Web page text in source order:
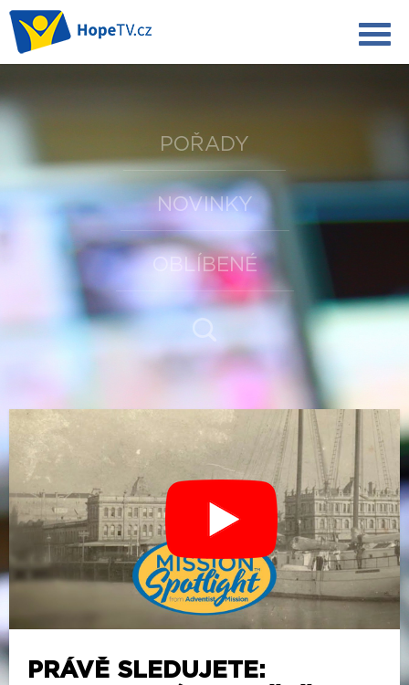
POŘADY
NOVINKY
OBLÍBENÉ
PRÁVĚ SLEDUJETE: